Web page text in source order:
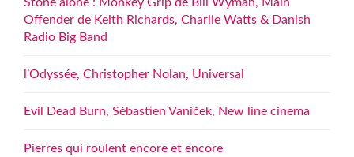
Offender de Keith Richards, Charlie Watts & Danish
Radio Big Band
l’Odyssée, Christopher Nolan, Universal
Evil Dead Burn, Sébastien Vaniček, New line cinema
Pierres qui roulent encore et encore